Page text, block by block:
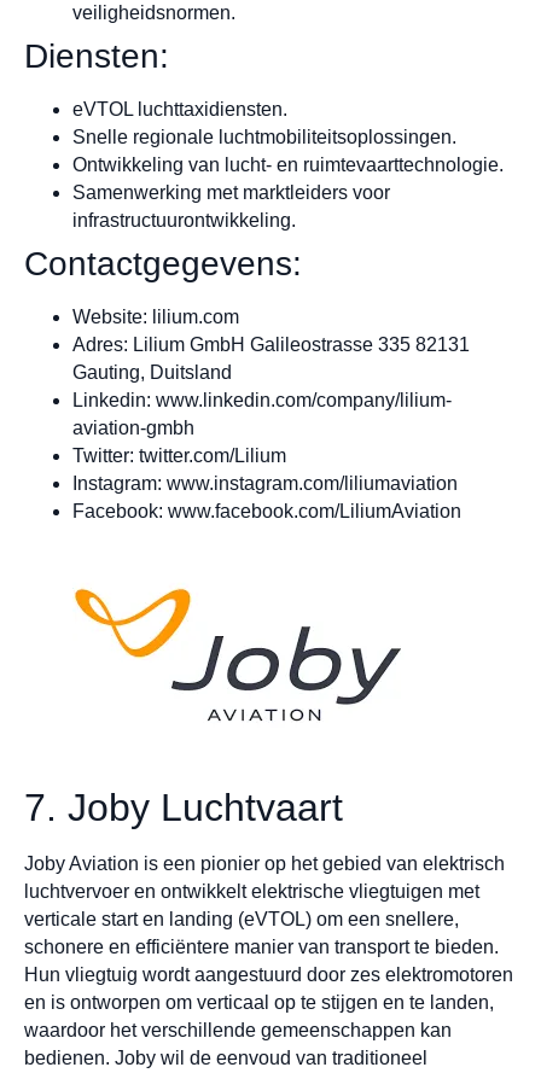
veiligheidsnormen.
Diensten:
eVTOL luchttaxidiensten.
Snelle regionale luchtmobiliteitsoplossingen.
Ontwikkeling van lucht- en ruimtevaarttechnologie.
Samenwerking met marktleiders voor
infrastructuurontwikkeling.
Contactgegevens:
Website: lilium.com
Adres: Lilium GmbH Galileostrasse 335 82131
Gauting, Duitsland
Linkedin: www.linkedin.com/company/lilium-
aviation-gmbh
Twitter: twitter.com/Lilium
Instagram: www.instagram.com/liliumaviation
Facebook: www.facebook.com/LiliumAviation
7. Joby Luchtvaart
Joby Aviation is een pionier op het gebied van elektrisch
luchtvervoer en ontwikkelt elektrische vliegtuigen met
verticale start en landing (eVTOL) om een snellere,
schonere en efficiëntere manier van transport te bieden.
Hun vliegtuig wordt aangestuurd door zes elektromotoren
en is ontworpen om verticaal op te stijgen en te landen,
waardoor het verschillende gemeenschappen kan
bedienen. Joby wil de eenvoud van traditioneel